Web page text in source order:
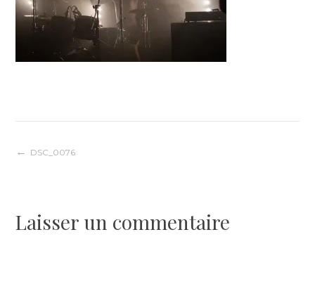
Navigation
l’article
DSC_0076
Laisser un commentaire